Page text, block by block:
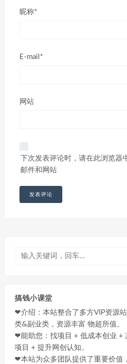
昵称*
E-mail*
网站
下次发表评论时，请在此浏览器
邮件和网站
搞钱小课堂
❤介绍：本站整合了多方VIP资源
类&副业类，资源丰富 物超所值。
❤能助您：找项目 + 低成本创业 +
项目 + 提升网创认知。
❤本站为众多团队提供了重要价值